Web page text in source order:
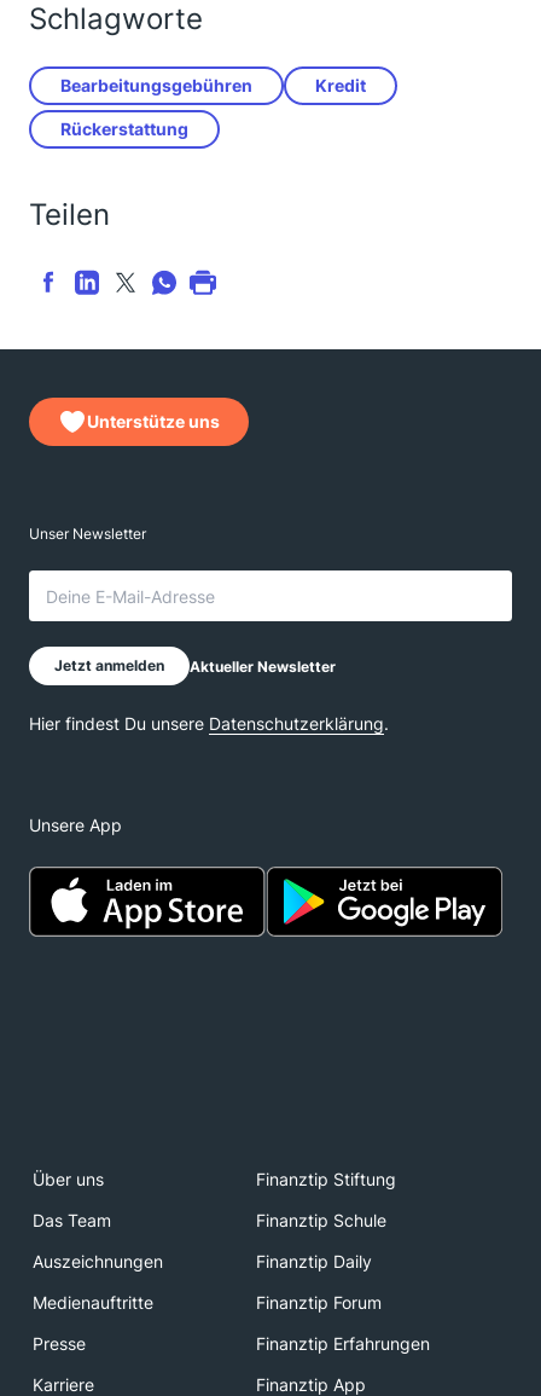
Schlagworte
Bearbeitungsgebühren Kredit
Rückerstattung
Teilen
Unterstütze uns
Unsere App
Über uns
Finanztip Stiftung
Das Team
Finanztip Schule
Auszeichnungen
Finanztip Daily
Medienauftritte
Finanztip Forum
Presse
Finanztip Erfahrungen
Karriere
Finanztip App